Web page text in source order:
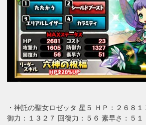
・神託の聖女ロゼッタ 星５ ＨＰ：２６８
御力：１３２７ 回復力：５６ 素早さ：５